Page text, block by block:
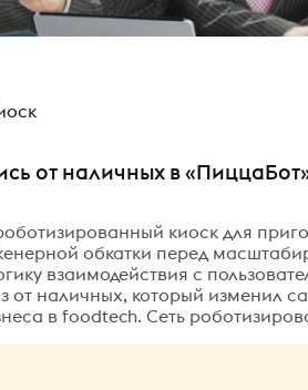
от наличных в
киоск для
обкатки перед
взаимодействия с
от наличных, который изменил
в foodtech. Сеть